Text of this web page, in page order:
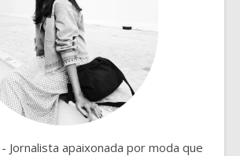
- Jornalista apaixonada por moda que